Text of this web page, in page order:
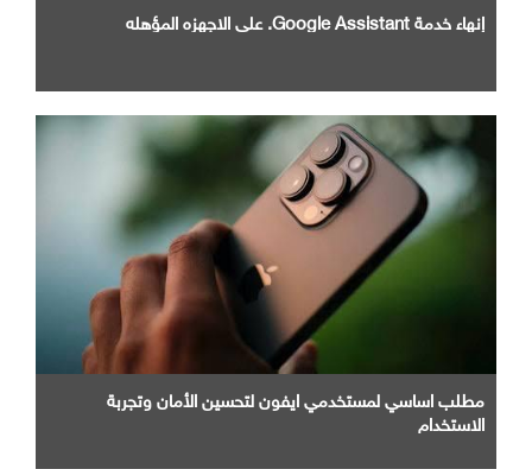
إنهاء خدمة Google Assistant. علي الاجهزه المؤهله
مطلب اساسي لمستخدمي ايفون لتحسين الأمان وتجربة
الاستخدام